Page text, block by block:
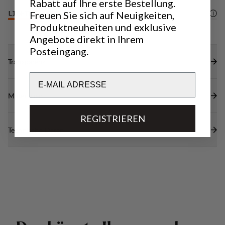
LIGHTWEIGHT 3 /6
Transparenz
Materialien
Technische Daten
Rabatt auf Ihre erste Bestellung.
Freuen Sie sich auf Neuigkeiten,
Produktneuheiten und exklusive
Angebote direkt in Ihrem
Posteingang.
REGISTRIEREN